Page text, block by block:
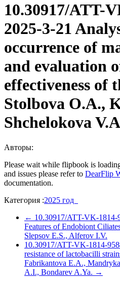
10.30917/ATT-
2025-3-21
occurrence of
and evaluation
effectiveness of
Stolbova O.A.,
Shchelokova
Авторы:
Please wait while flipbook is
and issues please refer to DearFlip
documentation.
Категория :2025 год
← 10.30917/ATT-VK-1814-
Features of Endobiont
Slepsov E.S., Alferov I.V.
10.30917/ATT-VK-1814-
resistance of lactobacilli
Fabrikantova E.A.,
A.I., Bondarev A.Ya. →